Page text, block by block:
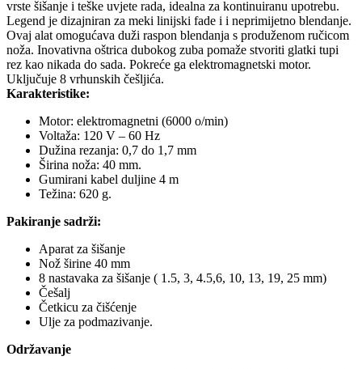
vrste šišanje i teške uvjete rada, idealna za kontinuiranu upotrebu.
Legend je dizajniran za meki linijski fade i i neprimijetno blendanje.
Ovaj alat omogućava duži raspon blendanja s produženom ručicom
noža. Inovativna oštrica dubokog zuba pomaže stvoriti glatki tupi
rez kao nikada do sada. Pokreće ga elektromagnetski motor.
Uključuje 8 vrhunskih češljića.
Karakteristike:
Motor: elektromagnetni (6000 o/min)
Voltaža: 120 V – 60 Hz
Dužina rezanja: 0,7 do 1,7 mm
Širina noža: 40 mm.
Gumirani kabel duljine 4 m
Težina: 620 g.
Pakiranje sadrži:
Aparat za šišanje
Nož širine 40 mm
8 nastavaka za šišanje ( 1.5, 3, 4.5,6, 10, 13, 19, 25 mm)
Češalj
Četkicu za čišćenje
Ulje za podmazivanje.
Održavanje